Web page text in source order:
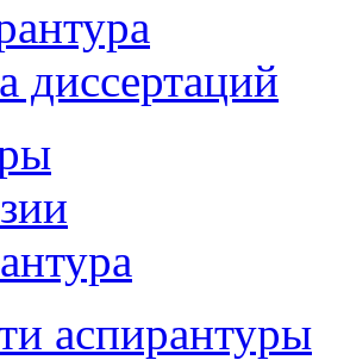
диссертаций
аспирантуры